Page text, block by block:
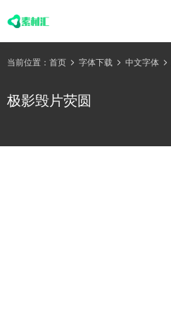
当前位置： 首页 字体下载 中文字体
极影毁片荧圆